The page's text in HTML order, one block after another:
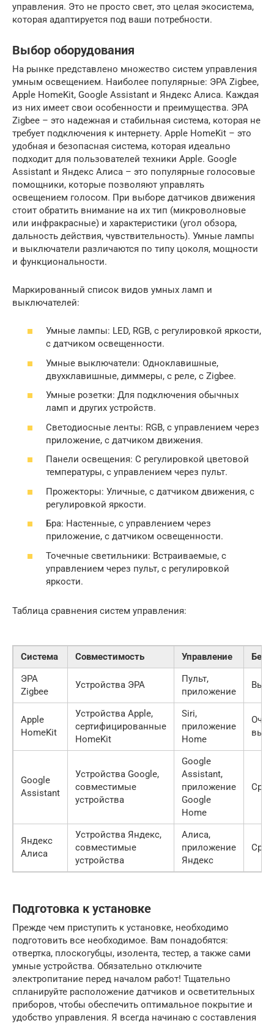
управления. Это не просто свет, это целая экосистема,
которая адаптируется под ваши потребности.
Выбор оборудования
На рынке представлено множество систем управления
умным освещением. Наиболее популярные: ЭРА Zigbee,
Apple HomeKit, Google Assistant и Яндекс Алиса. Каждая
из них имеет свои особенности и преимущества. ЭРА
Zigbee – это надежная и стабильная система, которая не
требует подключения к интернету. Apple HomeKit – это
удобная и безопасная система, которая идеально
подходит для пользователей техники Apple. Google
Assistant и Яндекс Алиса – это популярные голосовые
помощники, которые позволяют управлять
освещением голосом. При выборе датчиков движения
стоит обратить внимание на их тип (микроволновые
или инфракрасные) и характеристики (угол обзора,
дальность действия, чувствительность). Умные лампы
и выключатели различаются по типу цоколя, мощности
и функциональности.
Маркированный список видов умных ламп и
выключателей:
Умные лампы: LED, RGB, с регулировкой яркости,
с датчиком освещенности.
Умные выключатели: Одноклавишные,
двухклавишные, диммеры, с реле, с Zigbee.
Умные розетки: Для подключения обычных
ламп и других устройств.
Светодиосные ленты: RGB, с управлением через
приложение, с датчиком движения.
Панели освещения: С регулировкой цветовой
температуры, с управлением через пульт.
Прожекторы: Уличные, с датчиком движения, с
регулировкой яркости.
Бра: Настенные, с управлением через
приложение, с датчиком освещенности.
Точечные светильники: Встраиваемые, с
управлением через пульт, с регулировкой
яркости.
Таблица сравнения систем управления:
Система Совместимость Управление
ЭРА
Zigbee
Устройства ЭРА
Пульт,
приложение
Apple
HomeKit
Устройства Apple,
сертифицированные
HomeKit
Siri,
приложение
Home
Google
Assistant
Устройства Google,
совместимые
устройства
Google
Assistant,
приложение
Google
Home
Яндекс
Алиса
Устройства Яндекс,
совместимые
устройства
Алиса,
приложение
Яндекс
Подготовка к установке
Прежде чем приступить к установке, необходимо
подготовить все необходимое. Вам понадобятся:
отвертка, плоскогубцы, изолента, тестер, а также сами
умные устройства. Обязательно отключите
электропитание перед началом работ! Тщательно
спланируйте расположение датчиков и осветительных
приборов, чтобы обеспечить оптимальное покрытие и
удобство управления. Я всегда начинаю с составления